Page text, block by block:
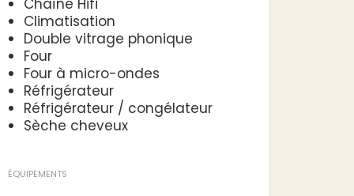
Chaîne Hifi
Climatisation
Double vitrage phonique
Four
Four à micro-ondes
Réfrigérateur
Réfrigérateur / congélateur
Sèche cheveux
ÉQUIPEMENTS